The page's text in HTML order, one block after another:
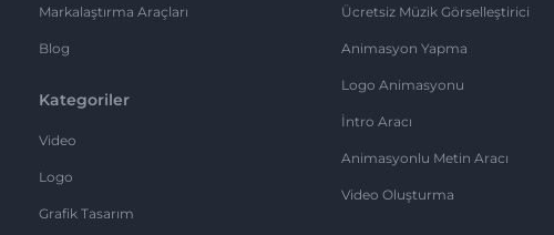
Markalaştırma Araçları
Blog
Kategoriler
Video
Logo
Grafik Tasarım
Ücretsiz Müzik Görselleştirici
Animasyon Yapma
Logo Animasyonu
İntro Aracı
Animasyonlu Metin Aracı
Video Oluşturma